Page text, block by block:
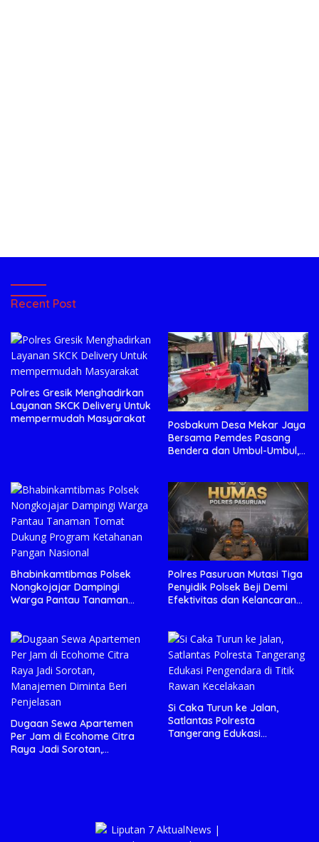
Recent Post
Polres Gresik Menghadirkan
Layanan SKCK Delivery Untuk
mempermudah Masyarakat
Posbakum Desa Mekar Jaya
Bersama Pemdes Pasang
Bendera dan Umbul-Umbul,
Kebangsaan
Bhabinkamtibmas Polsek
Nongkojajar Dampingi
Warga Pantau Tanaman
Polres Pasuruan Mutasi Tiga
Penyidik Polsek Beji Demi
Efektivitas dan Kelancaran
Dugaan Sewa Apartemen
Per Jam di Ecohome Citra
Raya Jadi Sorotan,
Si Caka Turun ke Jalan,
Satlantas Polresta
Tangerang Edukasi